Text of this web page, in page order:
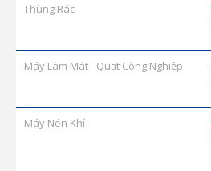
Thùng Rác
Máy Làm Mát - Quạt Công Nghiệp
Máy Nén Khí